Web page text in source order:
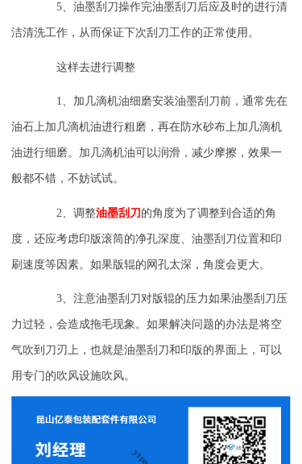
5、油墨刮刀操作完油墨刮刀后应及时的进行清
洁清洗工作，从而保证下次刮刀工作的正常使用。
这样去进行调整
1、加几滴机油细磨安装油墨刮刀前，通常先在
油石上加几滴机油进行粗磨，再在防水砂布上加几滴机
油进行细磨。加几滴机油可以润滑，减少摩擦，效果一
般都不错，不妨试试。
2、调整油墨刮刀的角度为了调整到合适的角
度，还应考虑印版滚筒的净孔深度、油墨刮刀位置和印
刷速度等因素。如果版辊的网孔太深，角度会更大。
3、注意油墨刮刀对版辊的压力如果油墨刮刀压
力过轻，会造成拖毛现象。如果解决问题的办法是将空
气吹到刀刃上，也就是油墨刮刀和印版的界面上，可以
用专门的吹风设施吹风。